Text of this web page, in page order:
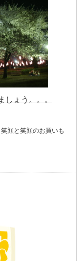
しょう。。。
顔と笑顔のお買いも